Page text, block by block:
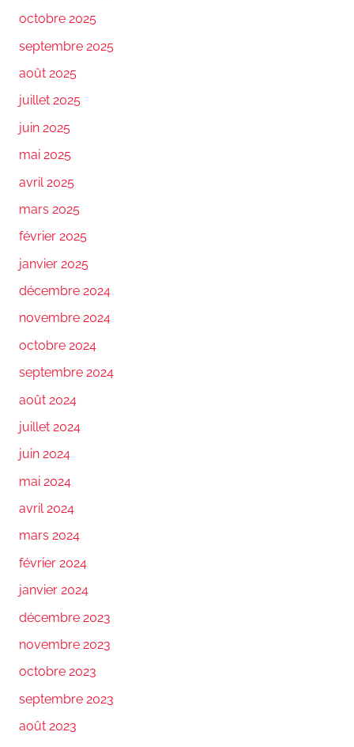
octobre 2025
septembre 2025
août 2025
juillet 2025
juin 2025
mai 2025
avril 2025
mars 2025
février 2025
janvier 2025
décembre 2024
novembre 2024
octobre 2024
septembre 2024
août 2024
juillet 2024
juin 2024
mai 2024
avril 2024
mars 2024
février 2024
janvier 2024
décembre 2023
novembre 2023
octobre 2023
septembre 2023
août 2023